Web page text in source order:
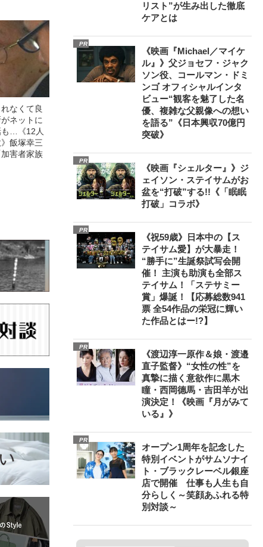
なくて良
ネットに
も…《12人
飯塚幸三
害者家族
リスト”が生み出した徹底
ケアとは
PR
《映画『Michael／マイケ
ル』》父ジョセフ・ジャク
ソン役、コールマン・ドミ
ンゴ オフィシャルインタ
ビュー“観客を魅了した名
優、複雑な父親像への想い
を語る”《日本興収70億円
突破》
PR
《映画『シェルター』》ジ
ェイソン・ステイサムがお
盆を“打破”する!!《「眠眠
打破」コラボ》
PR
《祝59歳》日本中の【ス
テイサム愛】が大暴走！
“勝手に”生誕祭試写会開
催！ 主演も助演も全部ス
テイサム！「ステサミー
賞」爆誕！【応募総数941
票 全54作品の栄冠に輝い
た作品とはー!?】
PR
《渡辺淳一原作＆娘・渡邉
直子監督》“女性の性”を
真摯に描く意欲作に黒木
瞳・西岡德馬・吉田羊が出
演決定！《映画『月がみて
いる』》
PR
オープン1周年を記念した
特別イベントがサムソナイ
ト・ブラックレーベル銀座
店で開催 仕事も人生も自
分らしく～笑顔あふれる特
別対談～